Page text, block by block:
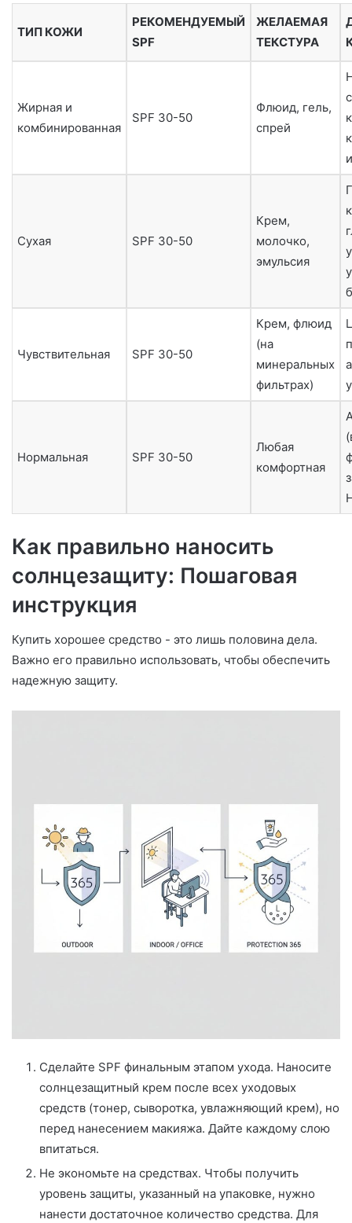
ТИП КОЖИ
РЕКОМЕНДУЕМЫЙ
SPF
ЖЕЛАЕМАЯ
ТЕКСТУРА
Жирная и
комбинированная
SPF 30-50
Флюид, гель,
спрей
Сухая SPF 30-50
Крем,
молочко,
эмульсия
Чувствительная SPF 30-50
Крем, флюид
(на
минеральных
фильтрах)
Нормальная SPF 30-50
Любая
комфортная
Как правильно наносить
солнцезащиту: Пошаговая
инструкция
Купить хорошее средство - это лишь половина дела.
Важно его правильно использовать, чтобы обеспечить
надежную защиту.
Сделайте SPF финальным этапом ухода. Наносите
солнцезащитный крем после всех уходовых
средств (тонер, сыворотка, увлажняющий крем), но
перед нанесением макияжа. Дайте каждому слою
впитаться.
Не экономьте на средствах. Чтобы получить
уровень защиты, указанный на упаковке, нужно
нанести достаточное количество средства. Для